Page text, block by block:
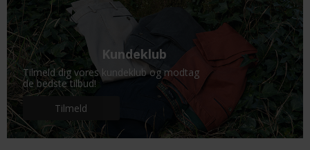
Kundeklub
Tilmeld dig vores kundeklub og modtag
de bedste tilbud!
Tilmeld